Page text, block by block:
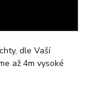
dle Vaší
až 4m vysoké